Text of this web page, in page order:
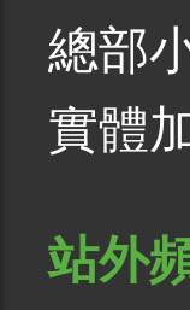
總部
實體
站外